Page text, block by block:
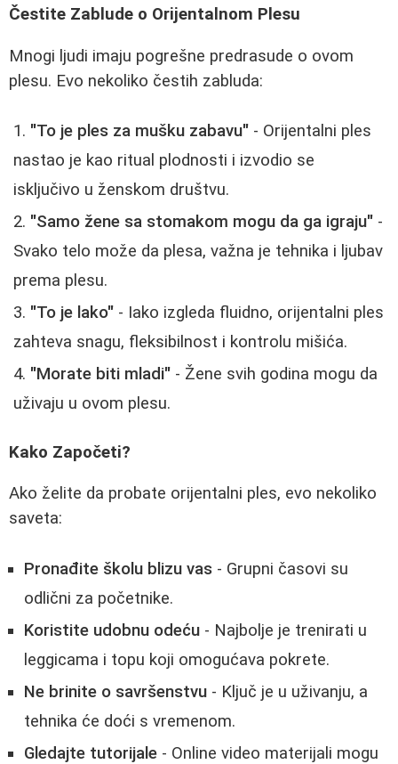
Čestite Zablude o Orijentalnom Plesu
Mnogi ljudi imaju pogrešne predrasude o ovom
plesu. Evo nekoliko čestih zabluda:
"To je ples za mušku zabavu" - Orijentalni ples
nastao je kao ritual plodnosti i izvodio se
isključivo u ženskom društvu.
"Samo žene sa stomakom mogu da ga igraju" -
Svako telo može da plesa, važna je tehnika i ljubav
prema plesu.
"To je lako" - Iako izgleda fluidno, orijentalni ples
zahteva snagu, fleksibilnost i kontrolu mišića.
"Morate biti mladi" - Žene svih godina mogu da
uživaju u ovom plesu.
Kako Započeti?
Ako želite da probate orijentalni ples, evo nekoliko
saveta:
Pronađite školu blizu vas - Grupni časovi su
odlični za početnike.
Koristite udobnu odeću - Najbolje je trenirati u
leggicama i topu koji omogućava pokrete.
Ne brinite o savršenstvu - Ključ je u uživanju, a
tehnika će doći s vremenom.
Gledajte tutorijale - Online video materijali mogu